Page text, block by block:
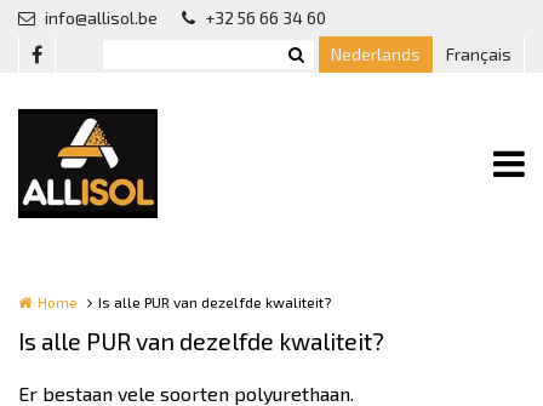
Overslaan en naar de inhoud gaan
info@allisol.be
+32 56 66 34 60
Nederlands
Français
Home Is alle PUR van dezelfde kwaliteit?
Is alle PUR van dezelfde kwaliteit?
Er bestaan vele soorten polyurethaan.